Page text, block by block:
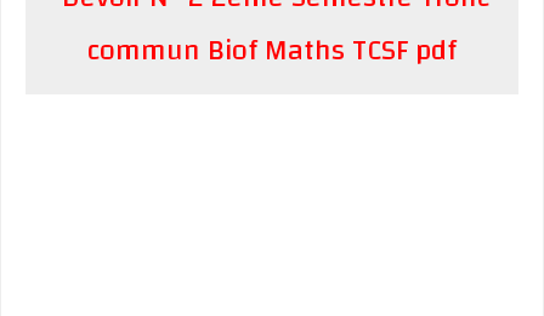
commun Biof Maths TCSF pdf